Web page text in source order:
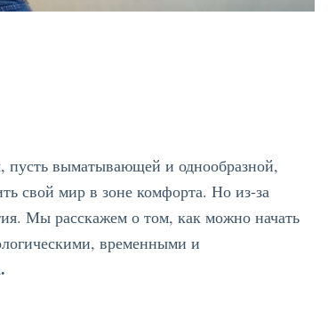
пусть выматывающей и однообразной,
свой мир в зоне комфорта. Но из-за
Мы расскажем о том, как можно начать
временными и